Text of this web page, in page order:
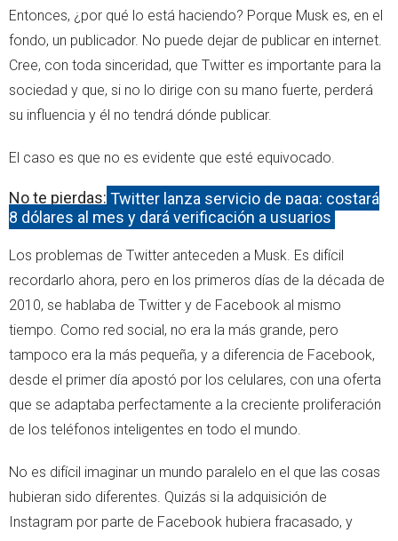
Entonces, ¿por qué lo está haciendo? Porque Musk es, en el
fondo, un publicador. No puede dejar de publicar en internet.
Cree, con toda sinceridad, que Twitter es importante para la
sociedad y que, si no lo dirige con su mano fuerte, perderá
su influencia y él no tendrá dónde publicar.
El caso es que no es evidente que esté equivocado.
No te pierdas: Twitter lanza servicio de paga: costará
8 dólares al mes y dará verificación a usuarios
Los problemas de Twitter anteceden a Musk. Es difícil
recordarlo ahora, pero en los primeros días de la década de
2010, se hablaba de Twitter y de Facebook al mismo
tiempo. Como red social, no era la más grande, pero
tampoco era la más pequeña, y a diferencia de Facebook,
desde el primer día apostó por los celulares, con una oferta
que se adaptaba perfectamente a la creciente proliferación
de los teléfonos inteligentes en todo el mundo.
No es difícil imaginar un mundo paralelo en el que las cosas
hubieran sido diferentes. Quizás si la adquisición de
Instagram por parte de Facebook hubiera fracasado, y